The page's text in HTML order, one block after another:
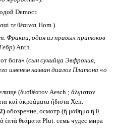
Democr.
τε θέαιναι Hom.).
Фракии, один из правых притоков
) Anth.
бога» (сын сунийца Эвфрония,
именем назван диалог Платона «о
(δυσθέατον Aesch.; ἄλγιστον
καὶ ἀκροάματα ἥδιστα Xen.
2)обозрение, осмотр (ἢ μάθημα ἢ θ.
ἑπτὰ θεάματα Plut. семь чудес мира